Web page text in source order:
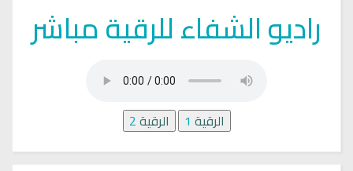
راديو الشفاء للرقية مباشر
الرقية 1 الرقية2